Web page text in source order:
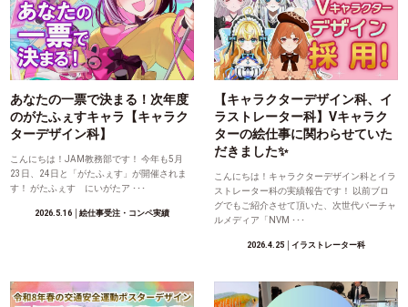
あなたの一票で決まる！次年度
のがたふぇすキャラ【キャラク
ターデザイン科】
こんにちは！JAM教務部です！ 今年も5月
23日、24日と「がたふぇす」が開催されま
す！ がたふぇす にいがたア ･･･
2026.5.16 │絵仕事受注・コンペ実績
【キャラクターデザイン科、イ
ラストレーター科】Vキャラク
ターの絵仕事に関わらせていた
だきました✨
こんにちは！キャラクターデザイン科とイラ
ストレーター科の実績報告です！ 以前ブロ
グでもご紹介させて頂いた、次世代バーチャ
ルメディア「NVM ･･･
2026.4.25 │イラストレーター科